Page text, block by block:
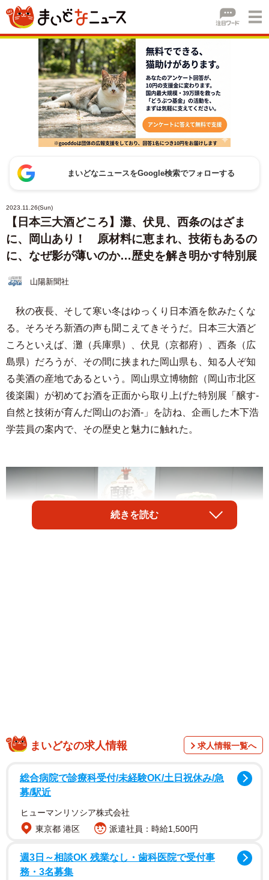
まいどなニュースをGoogle検索でフォローする
2023.11.26(Sun)
【日本三大酒どころ】灘、伏見、西条のはざま
に、岡山あり！ 原材料に恵まれ、技術もあるの
に、なぜ影が薄いのか…歴史を解き明かす特別展
山陽新聞社
秋の夜長、そして寒い冬はゆっくり日本酒を飲みたくな
る。そろそろ新酒の声も聞こえてきそうだ。日本三大酒ど
ころといえば、灘（兵庫県）、伏見（京都府）、西条（広
島県）だろうが、その間に挟まれた岡山県も、知る人ぞ知
る美酒の産地であるという。岡山県立博物館（岡山市北区
後楽園）が初めてお酒を正面から取り上げた特別展「醸す-
自然と技術が育んだ岡山のお酒-」を訪ね、企画した木下浩
学芸員の案内で、その歴史と魅力に触れた。
立博物館。そんな立地もあってか、かつて酔っぱらった観
光客に悩まされたという話を耳にしたことがある。そこで
続きを読む
まいどなの求人情報 求人情報一覧へ
総合病院で診療科受付/未経験OK/土日祝休み/急
募/駅近
ヒューマンリソシア株式会社
東京都 港区
派遣社員：時給1,500円
週3日～相談OK 残業なし・歯科医院で受付事
務・3名募集